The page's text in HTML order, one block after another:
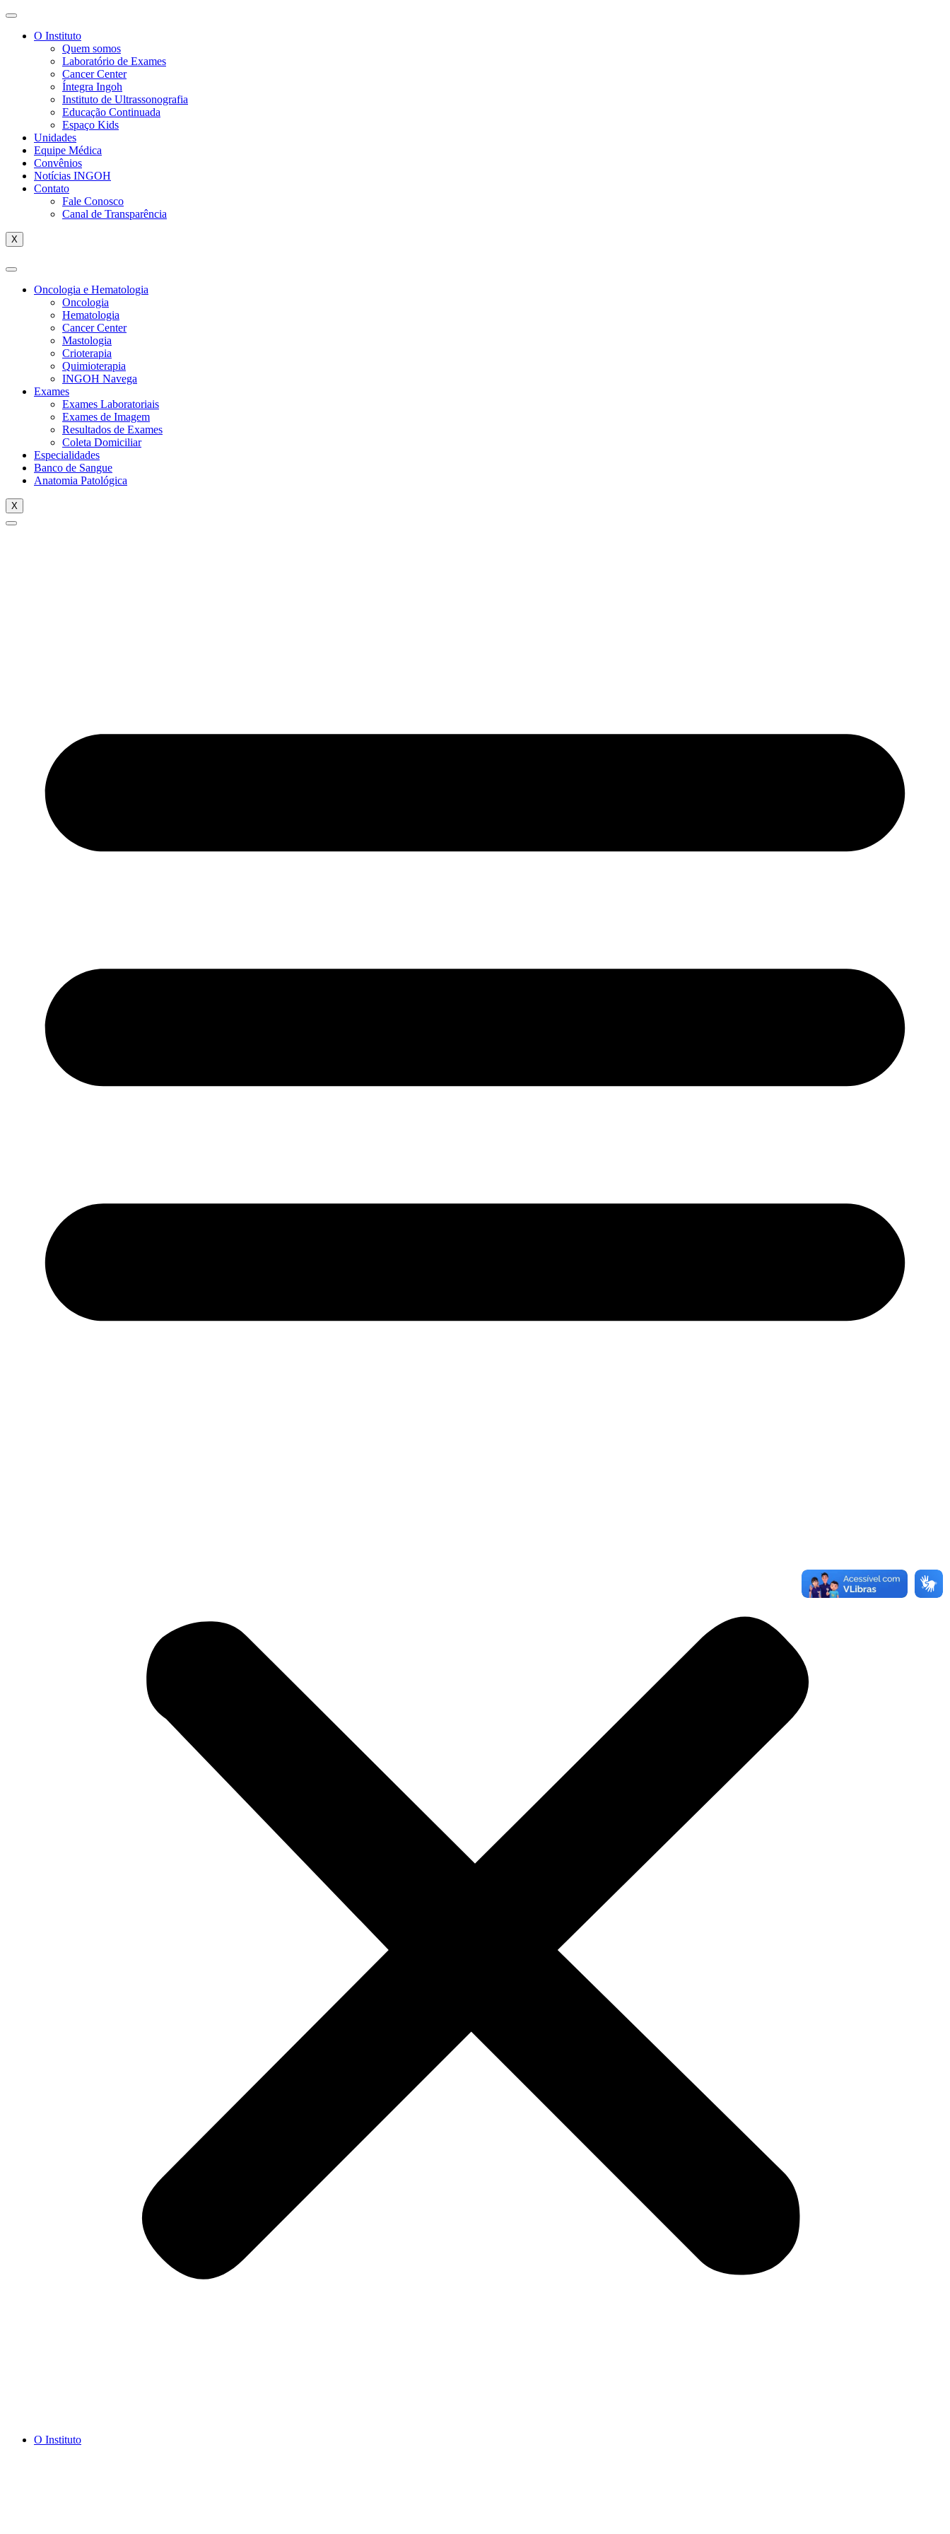
O Instituto
Quem somos
Laboratório de Exames
Cancer Center
Íntegra Ingoh
Instituto de Ultrassonografia
Educação Continuada
Espaço Kids
Unidades
Equipe Médica
Convênios
Notícias INGOH
Contato
Fale Conosco
Canal de Transparência
X
Oncologia e Hematologia
Oncologia
Hematologia
Cancer Center
Mastologia
Crioterapia
Quimioterapia
INGOH Navega
Exames
Exames Laboratoriais
Exames de Imagem
Resultados de Exames
Coleta Domiciliar
Especialidades
Banco de Sangue
Anatomia Patológica
X
O Instituto